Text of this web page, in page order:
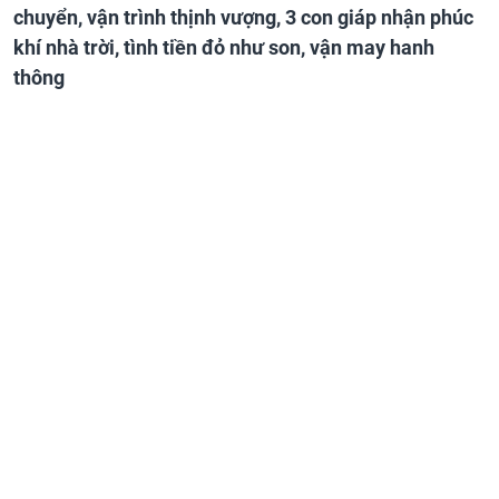
chuyển, vận trình thịnh vượng, 3 con giáp nhận phúc
khí nhà trời, tình tiền đỏ như son, vận may hanh
thông